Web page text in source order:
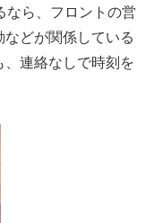
なら、フロントの営
どが関係している
連絡なしで時刻を